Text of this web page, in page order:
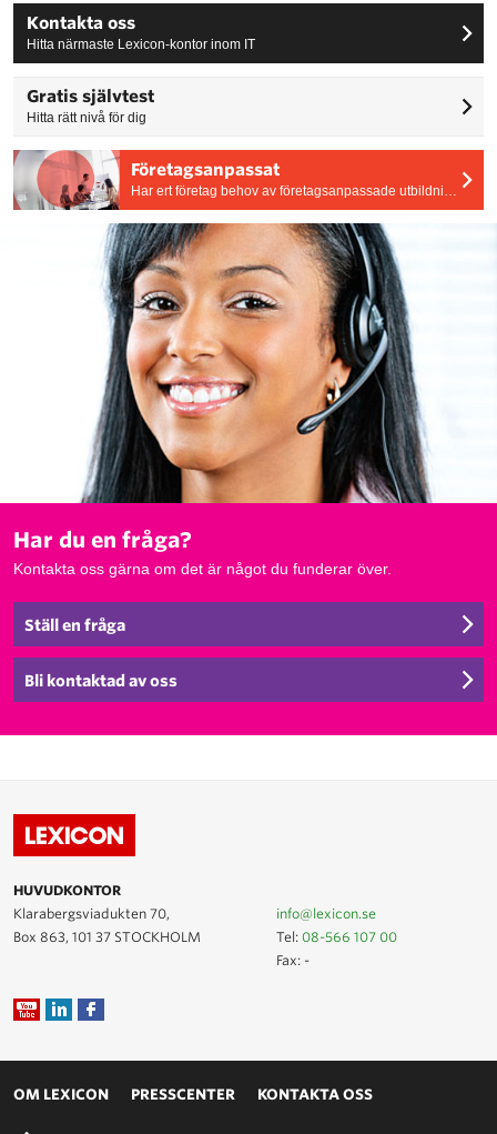
Kontakta oss
Hitta närmaste Lexicon-kontor inom IT
Gratis självtest
Hitta rätt nivå för dig
Företagsanpassat
Har ert företag behov av företagsanpassade utbildningar? Vi skräddarsyr utbildningens tid, plats och innehåll efter era behov.
Har du en fråga?
Kontakta oss gärna om det är något du funderar över.
Ställ en fråga
Bli kontaktad av oss
HUVUDKONTOR
Klarabergsviadukten 70,
Box 863, 101 37 STOCKHOLM
info@lexicon.se
Tel:08-566 107 00
Fax: -
OM LEXICON PRESSCENTER KONTAKTA OSS